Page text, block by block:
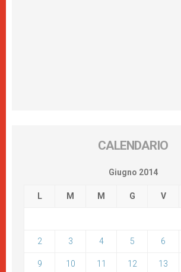
CALENDARIO
Giugno 2014
L M M G V
2 3 4 5 6
9 10 11 12 13